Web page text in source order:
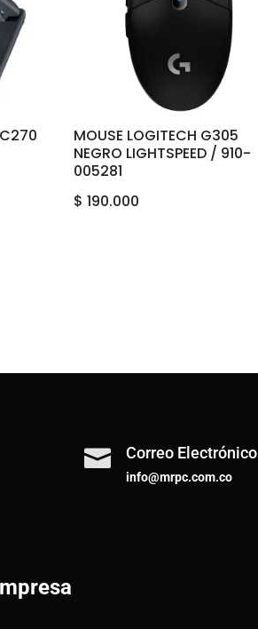
MOUSE LOGITECH G305
NEGRO LIGHTSPEED / 910-
005281
$ 190.000
 Correo Electrónico
info@mrpc.com.co